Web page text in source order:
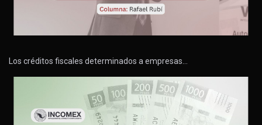
Los créditos fiscales determinados a empresas…